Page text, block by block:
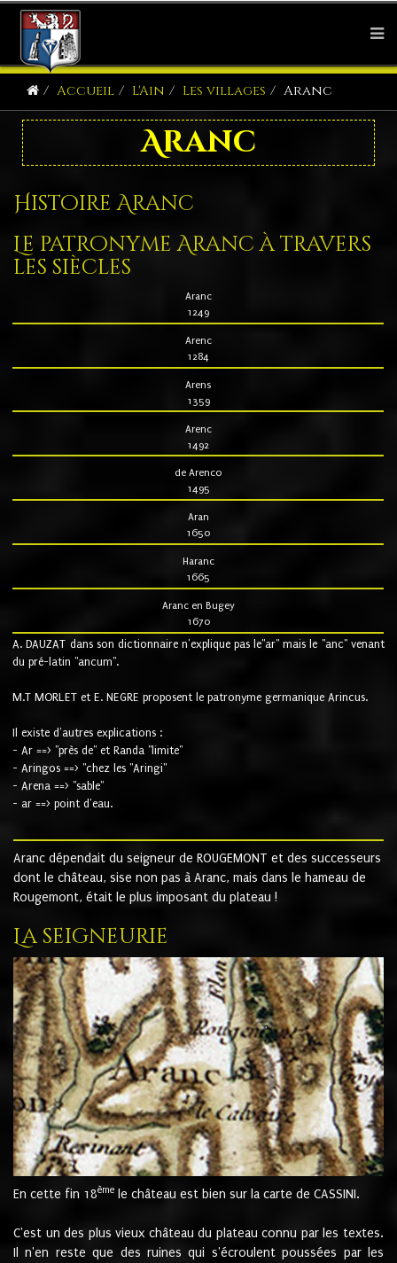
Accueil L'Ain Les villages Aranc
Aranc
Histoire Aranc
Le patronyme Aranc à travers
les siècles
Aranc
1249
Arenc
1284
Arens
1359
Arenc
1492
de Arenco
1495
Aran
1650
Haranc
1665
Aranc en Bugey
1670
A. DAUZAT dans son dictionnaire n'explique pas le"ar" mais le "anc" venant
du pré-latin "ancum".
M.T MORLET et E. NEGRE proposent le patronyme germanique Arincus.
Il existe d'autres explications :
- Ar ==> "près de" et Randa "limite"
- Aringos ==> "chez les "Aringi"
- Arena ==> "sable"
- ar ==> point d'eau.
Aranc dépendait du seigneur de ROUGEMONT et des successeurs
dont le château, sise non pas à Aranc, mais dans le hameau de
Rougemont, était le plus imposant du plateau !
La seigneurie
En cette fin 18ème le château est bien sur la carte de CASSINI.
C'est un des plus vieux château du plateau connu par les textes.
Il n'en reste que des ruines qui s'écroulent poussées par les